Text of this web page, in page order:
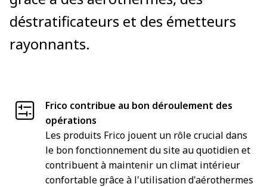
déstratificateurs et des émetteurs
rayonnants.
Frico contribue au bon déroulement des
opérations
Les produits Frico jouent un rôle crucial dans
le bon fonctionnement du site au quotidien et
contribuent à maintenir un climat intérieur
confortable grâce à l'utilisation d'aérothermes